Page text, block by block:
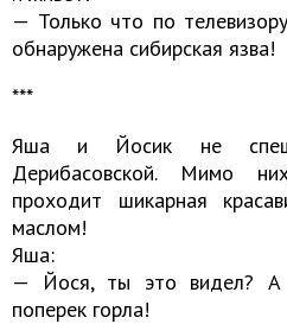
— Только что по
обнаружена сибирская язва!
***
Яша и Йосик не
Дерибасовской. Мимо
проходит шикарная
маслом!
Яша:
— Йося, ты это видел? А
поперек горла!